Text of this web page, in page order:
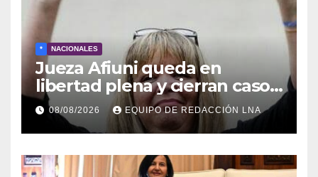
* NACIONALES
Jueza Afiuni queda en
libertad plena y cierran caso
tras más de 16 años
08/08/2026 EQUIPO DE REDACCIÓN LNA